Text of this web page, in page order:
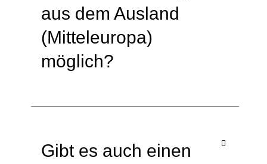
aus dem Ausland
(Mitteleuropa)
möglich?
Gibt es auch einen